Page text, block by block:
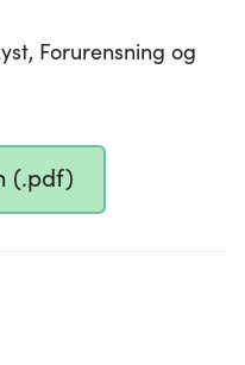
Forurensning og
(.pdf)